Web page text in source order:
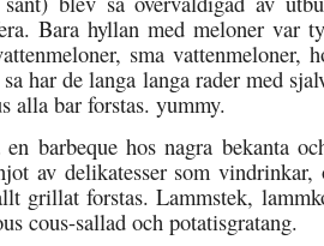
Bara hyllan med meloner var
sma vattenmeloner,
har de langa langa rader med
alla bar forstas. yummy.
barbeque hos nagra bekanta
av delikatesser som vindrinkar,
grillat forstas. Lammstek,
cous-sallad och potatisgratang.